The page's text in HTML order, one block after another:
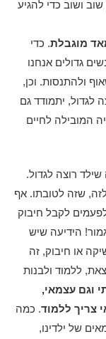
שוב ושוב כדי להגיע
מוגבלת. כדי
גדולים אנחנו
ולהתנסות. וכן,
לגדול, יתמודד גם
המובילה לחיים
רוצה לגדול.
שזה לטובתו. אף
לקבל חיבוק
הידיעה שיש
או חיבוק, זה
ללמוד ולבנות
וגם עצמאי,
צריך ללמוד. כמה
של ילדינו,